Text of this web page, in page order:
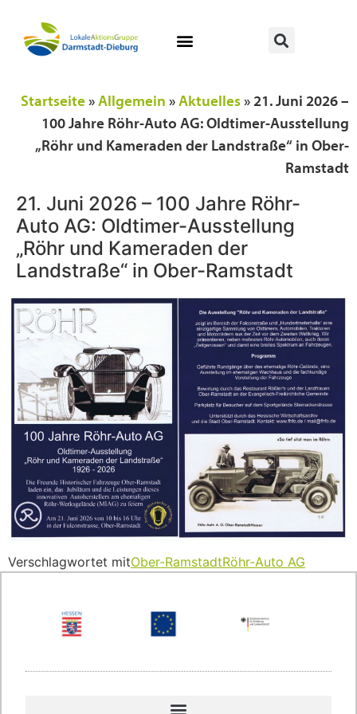
Startseite»Allgemein »Aktuelles»21. Juni 2026 –
100 Jahre Röhr-Auto AG: Oldtimer-Ausstellung
„Röhr und Kameraden der Landstraße“ in Ober-
Ramstadt
21. Juni 2026 – 100 Jahre Röhr-
Auto AG: Oldtimer-Ausstellung
„Röhr und Kameraden der
Landstraße“ in Ober-Ramstadt
Verschlagwortet mitOber-RamstadtRöhr-Auto AG